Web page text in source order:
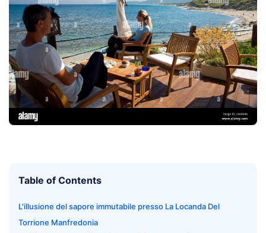
Table of Contents
L'illusione del sapore immutabile presso La Locanda Del
Torrione Manfredonia